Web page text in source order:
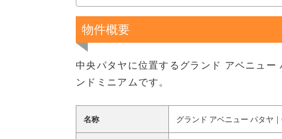
物件概要
中央パタヤに位置するグランド アベニュ
ンドミニアムです。
名称 グランド アベニュー パタヤ